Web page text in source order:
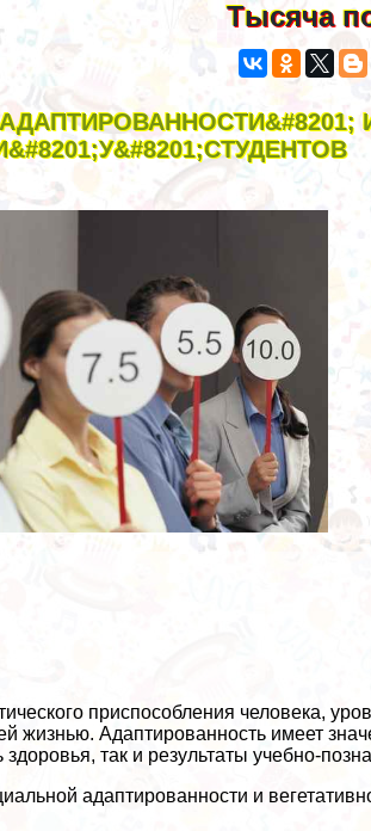
Тысяча
приспособления человека,
жизнью. Адаптированность имеет
так и результаты учебно-
адаптированности и